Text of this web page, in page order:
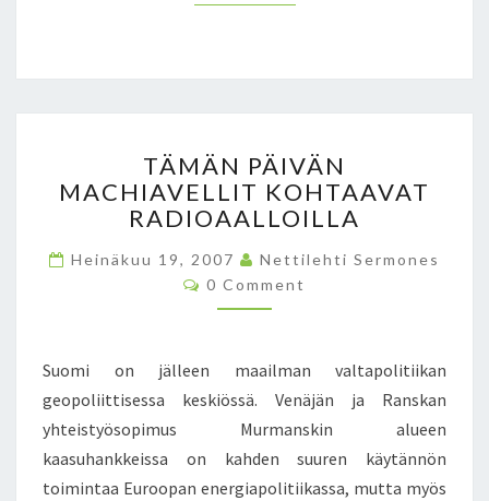
Ä
M
Ä
P
Ä
I
N
M
A
C
H
TÄMÄN PÄIVÄN
MACHIAVELLIT KOHTAAVAT
RADIOAALLOILLA
Heinäkuu 19, 2007
Nettilehti Sermones
C
O
T
S
0 Comment
Suomi on jälleen maailman valtapolitiikan
geopoliittisessa keskiössä. Venäjän ja Ranskan
yhteistyösopimus Murmanskin alueen
kaasuhankkeissa on kahden suuren käytännön
toimintaa Euroopan energiapolitiikassa, mutta myös